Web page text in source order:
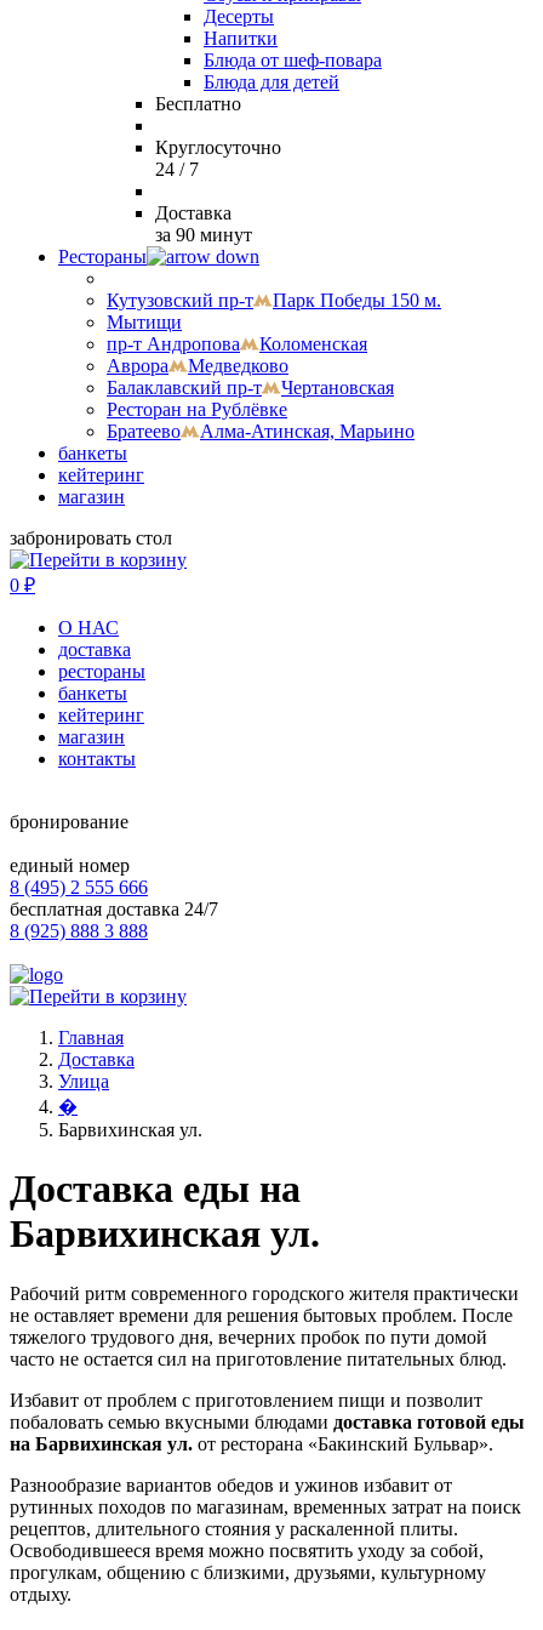
Десерты
Напитки
Блюда от шеф-повара
Блюда для детей
Бесплатно
Круглосуточно
24 / 7
Доставка
за 90 минут
Рестораны
Кутузовский пр-т
Парк Победы 150 м.
Мытищи
пр-т Андропова
Коломенская
Аврора
Медведково
Балаклавский пр-т
Чертановская
Ресторан на Рублёвке
Братеево
Алма-Атинская, Марьино
банкеты
кейтеринг
магазин
забронировать стол
0 ₽
О НАС
доставка
рестораны
банкеты
кейтеринг
магазин
контакты
бронирование
единый номер
8 (495) 2 555 666
бесплатная доставка 24/7
8 (925) 888 3 888
Главная
Доставка
Улица
�
Барвихинская ул.
Доставка еды на
Барвихинская ул.
Рабочий ритм современного городского жителя практически
не оставляет времени для решения бытовых проблем. После
тяжелого трудового дня, вечерних пробок по пути домой
часто не остается сил на приготовление питательных блюд.
Избавит от проблем с приготовлением пищи и позволит
побаловать семью вкусными блюдами доставка готовой еды
на Барвихинская ул. от ресторана «Бакинский Бульвар».
Разнообразие вариантов обедов и ужинов избавит от
рутинных походов по магазинам, временных затрат на поиск
рецептов, длительного стояния у раскаленной плиты.
Освободившееся время можно посвятить уходу за собой,
прогулкам, общению с близкими, друзьями, культурному
отдыху.